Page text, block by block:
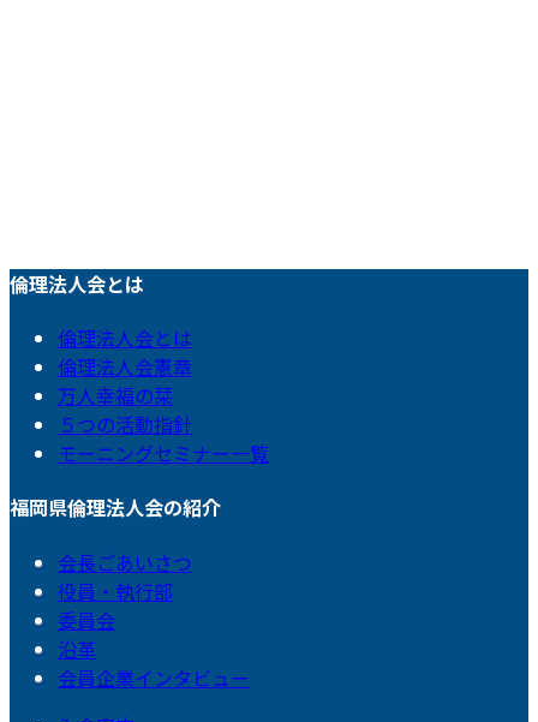
倫理法人会とは
倫理法人会とは
倫理法人会憲章
万人幸福の栞
５つの活動指針
モーニングセミナー一覧
福岡県倫理法人会の紹介
会長ごあいさつ
役員・執行部
委員会
沿革
会員企業インタビュー